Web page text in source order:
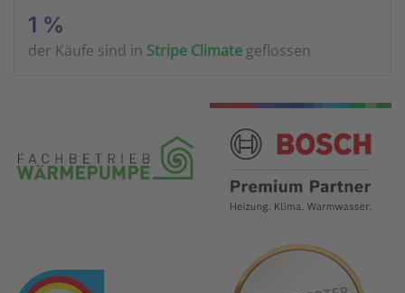
1 %
der Käufe sind in Stripe Climate geflossen